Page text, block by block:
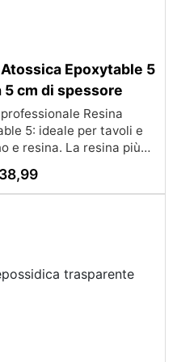
Epoxytable 5
5 cm di spessore
Resina
5: ideale per tavoli e
e resina. La resina più
spessore fino a 5 cm.
Realizzazione di tavoli in
Colate riempitive in
e cassaforme
✅ Bassissima
38,99